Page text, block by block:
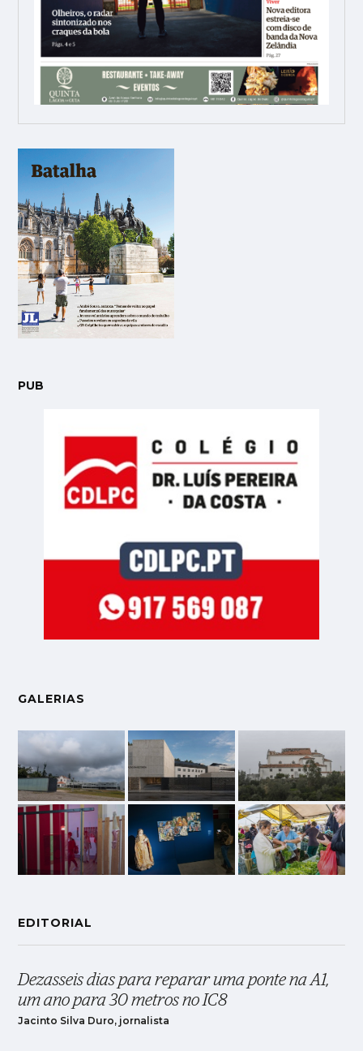
PUB
GALERIAS
EDITORIAL
Dezasseis dias para reparar uma ponte na A1,
um ano para 30 metros no IC8
Jacinto Silva Duro, jornalista